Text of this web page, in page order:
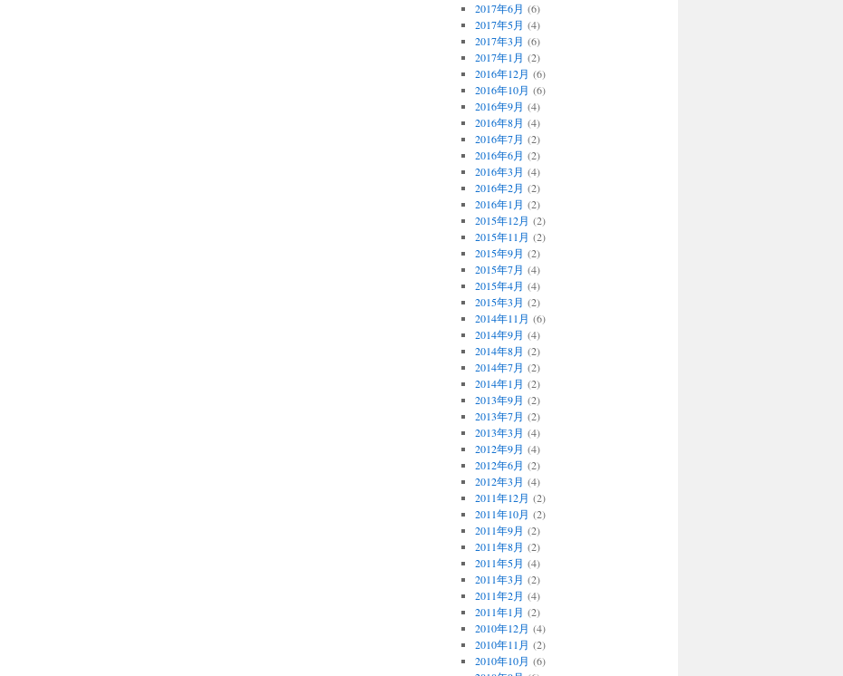
2017年6月 (6)
2017年5月 (4)
2017年3月 (6)
2017年1月 (2)
2016年12月 (6)
2016年10月 (6)
2016年9月 (4)
2016年8月 (4)
2016年7月 (2)
2016年6月 (2)
2016年3月 (4)
2016年2月 (2)
2016年1月 (2)
2015年12月 (2)
2015年11月 (2)
2015年9月 (2)
2015年7月 (4)
2015年4月 (4)
2015年3月 (2)
2014年11月 (6)
2014年9月 (4)
2014年8月 (2)
2014年7月 (2)
2014年1月 (2)
2013年9月 (2)
2013年7月 (2)
2013年3月 (4)
2012年9月 (4)
2012年6月 (2)
2012年3月 (4)
2011年12月 (2)
2011年10月 (2)
2011年9月 (2)
2011年8月 (2)
2011年5月 (4)
2011年3月 (2)
2011年2月 (4)
2011年1月 (2)
2010年12月 (4)
2010年11月 (2)
2010年10月 (6)